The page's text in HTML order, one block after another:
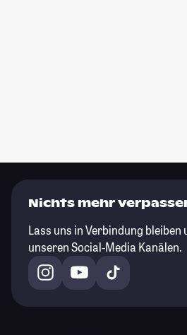
Nichts mehr
Lass uns in Verbindung bleiben
unseren Social-Media Kanälen.